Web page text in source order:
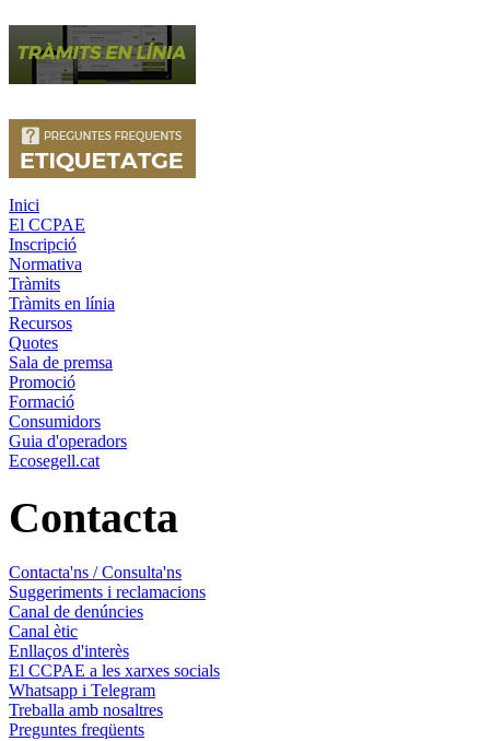
Inici
El CCPAE
Inscripció
Normativa
Tràmits
Tràmits en línia
Recursos
Quotes
Sala de premsa
Promoció
Formació
Consumidors
Guia d'operadors
Ecosegell.cat
Contacta
Contacta'ns / Consulta'ns
Suggeriments i reclamacions
Canal de denúncies
Canal ètic
Enllaços d'interès
El CCPAE a les xarxes socials
Whatsapp i Telegram
Treballa amb nosaltres
Preguntes freqüents